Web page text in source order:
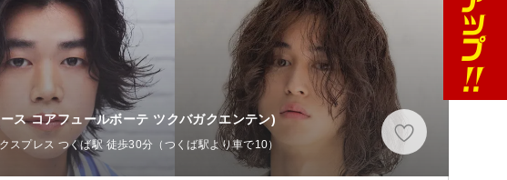
ス コアフュールボーテ ツクバガクエンテン)
スプレス つくば駅 徒歩30分（つくば駅より車で10）